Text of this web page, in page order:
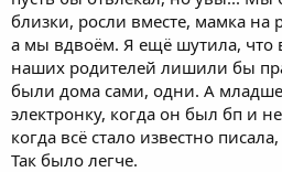
близки, росли вместе, мамка на
а мы вдвоём. Я ещё шутила, что
наших родителей лишили бы
были дома сами, одни. А
электронку, когда он был бп и
когда всё стало известно
Так было легче.